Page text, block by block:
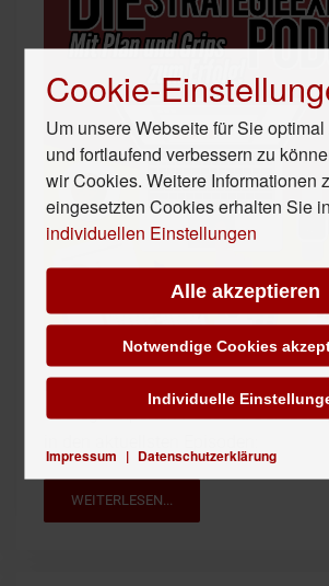
Es gibt wieder neue Inhalte auf dem
Strategieexperten Podcast. Darüber
WEITERLESEN...
Cookie-
Um unsere Webseite für Sie
und fortlaufend verbessern zu
wir Cookies. Weitere Informationen
eingesetzten Cookies erhalten Sie
individuellen Einstellungen
Alle akzeptieren
Notwendige Cookies
Impressum | Datenschutzerklärung
Individuelle